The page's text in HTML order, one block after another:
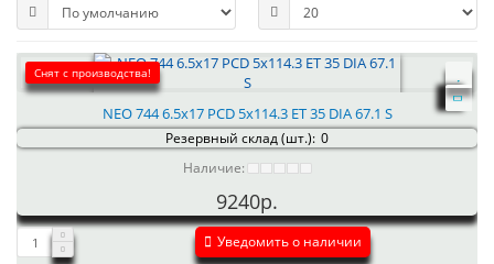
Снят с производства!
NEO 744 6.5x17 PCD 5x114.3 ET 35 DIA 67.1 S
Резервный склад (шт.): 0
Наличие:
9240р.
Уведомить о наличии